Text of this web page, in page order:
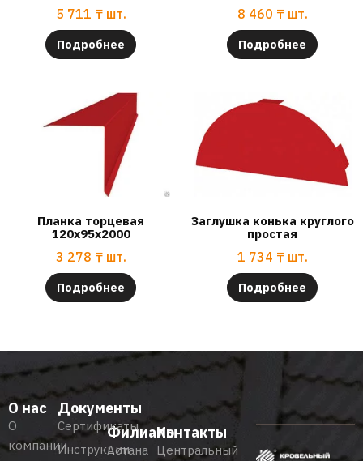
5 711 ₸ шт.
Подробнее
8 460 ₸ шт.
Подробнее
Планка торцевая
120х95х2000
3 278 ₸ шт.
Подробнее
Заглушка конька круглого
простая
1 734 ₸ шт.
Подробнее
О нас
О
компании
Документы
Сертификаты
Инструкции
Филиалы
Астана
Контакты
Центральный